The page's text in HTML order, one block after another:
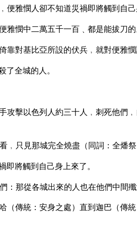
雅憫人卻不知道災禍即將觸到自己
憫中二萬五千一百﹑都是能拔刀的
對基比亞所設的伏兵﹐就對便雅憫
全城的人。
攻擊以色列人約三十人﹐刺死他們
只見那城完全燒盡（同詞：全燔
將觸到自己身上來了。
那從各城出來的人也在他們中間殲
（傳統：安身之處）直到迦巴（傳